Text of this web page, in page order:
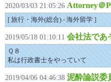
2020/03/03 21:05:26 Attorney＠
[ 旅行・海外(総合) - 海外留学 ]
2019/05/18 01:10:11 会社法であ
Ｑ８
私は行政書士をやっていて
2019/04/06 04:46:38 泥酔論説委